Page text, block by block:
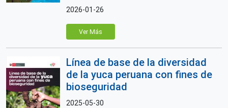
2026-01-26
Ver Más
Línea de base de la diversidad
de la yuca peruana con fines de
bioseguridad
2025-05-30